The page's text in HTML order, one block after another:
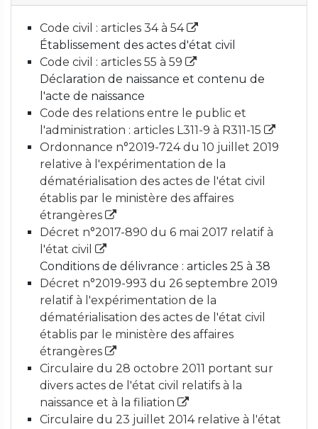
Code civil : articles 34 à 54
Établissement des actes d'état civil
Code civil : articles 55 à 59
Déclaration de naissance et contenu de
l'acte de naissance
Code des relations entre le public et
l'administration : articles L311-9 à R311-15
Ordonnance n°2019-724 du 10 juillet 2019
relative à l'expérimentation de la
dématérialisation des actes de l'état civil
établis par le ministère des affaires
étrangères
Décret n°2017-890 du 6 mai 2017 relatif à
l'état civil
Conditions de délivrance : articles 25 à 38
Décret n°2019-993 du 26 septembre 2019
relatif à l'expérimentation de la
dématérialisation des actes de l'état civil
établis par le ministère des affaires
étrangères
Circulaire du 28 octobre 2011 portant sur
divers actes de l'état civil relatifs à la
naissance et à la filiation
Circulaire du 23 juillet 2014 relative à l'état